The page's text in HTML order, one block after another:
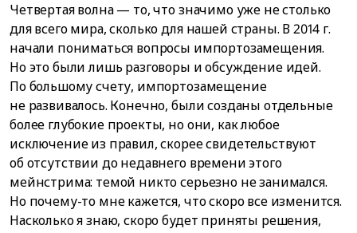
Четвертая волна — то, что значимо уже не столько
для всего мира, сколько для нашей страны. В 2014 г.
начали пониматься вопросы импортозамещения.
Но это были лишь разговоры и обсуждение идей.
По большому счету, импортозамещение
не развивалось. Конечно, были созданы отдельные
более глубокие проекты, но они, как любое
исключение из правил, скорее свидетельствуют
об отсутствии до недавнего времени этого
мейнстрима: темой никто серьезно не занимался.
Но почему-то мне кажется, что скоро все изменится.
Насколько я знаю, скоро будет приняты решения,